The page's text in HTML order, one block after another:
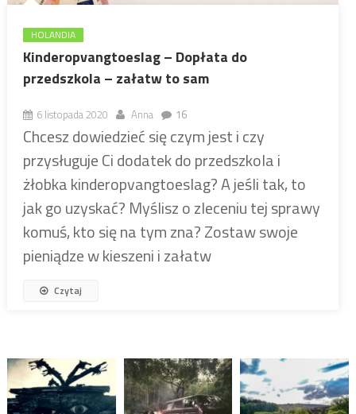
HOLANDIA
Kinderopvangtoeslag – Dopłata do
przedszkola – załatw to sam
6 listopada 2020 Anna 16
Chcesz dowiedzieć się czym jest i czy
przysługuje Ci dodatek do przedszkola i
żłobka kinderopvangtoeslag? A jeśli tak, to
jak go uzyskać? Myślisz o zleceniu tej sprawy
komuś, kto się na tym zna? Zostaw swoje
pieniądze w kieszeni i załatw
Czytaj